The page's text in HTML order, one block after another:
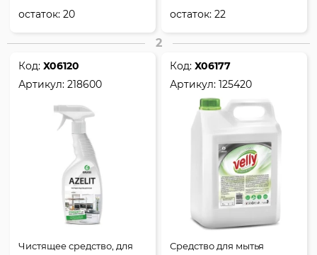
остаток:20 остаток:22
2
Код:Х06120
Артикул:218600
Чистящее средство, для
Код:Х06177
Артикул:125420
Средство для мытья